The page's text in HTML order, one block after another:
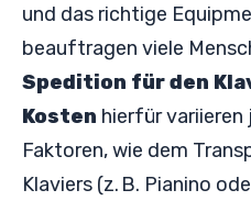
und das richtige
beauftragen viele
Spedition für den
Kosten hierfür variieren
Faktoren, wie dem
Klaviers (z. B. Pianino